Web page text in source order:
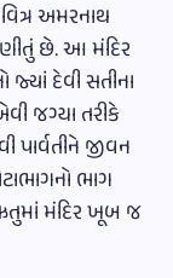
અમરનાથ
છે. આ મંદિર
દેવી સતીના
જગ્યા તરીકે
જીવન
ભાગ
મંદિર ખૂબ જ